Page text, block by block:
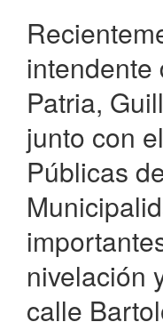
Veraniega
intendente
Patria,
junto con
Públicas
nivelación
calle